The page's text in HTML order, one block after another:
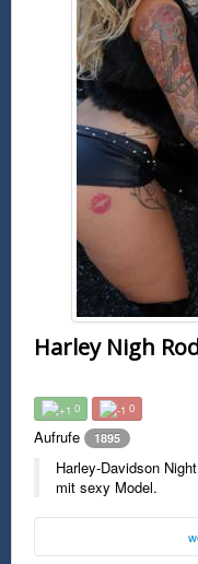
Harley Nigh
0 0
Aufrufe 1895
Harley-Davidson
mit sexy Model.